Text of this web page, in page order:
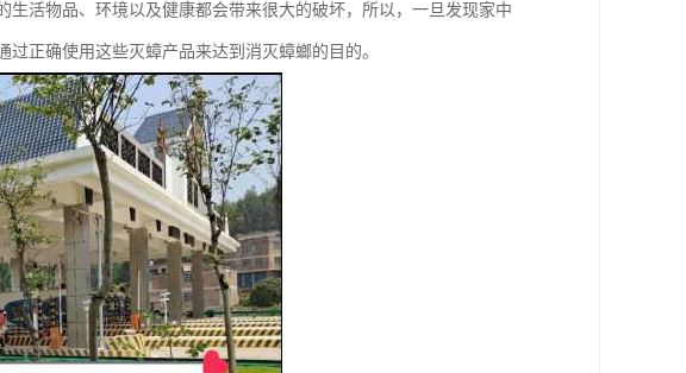
活物品、环境以及健康都会带来很大的破坏，所以，一旦发现家中
正确使用这些灭蟑产品来达到消灭蟑螂的目的。